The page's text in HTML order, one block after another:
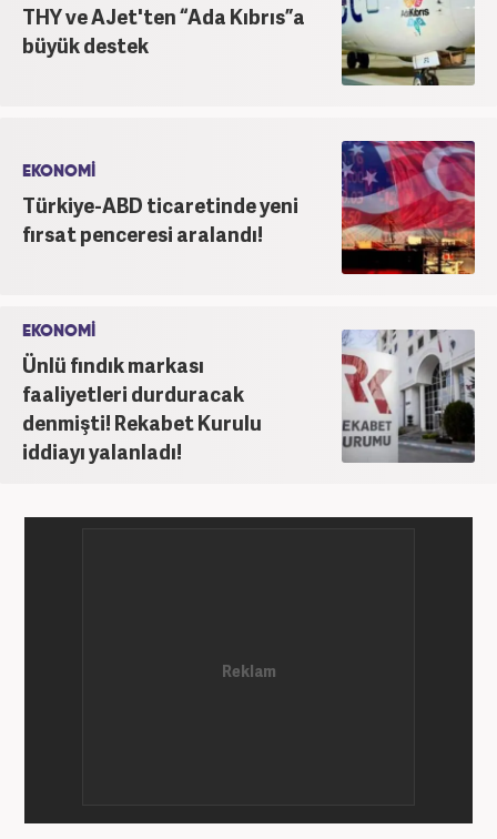
THY ve AJet'ten “Ada Kıbrıs”a
büyük destek
EKONOMİ
Türkiye-ABD ticaretinde yeni
fırsat penceresi aralandı!
EKONOMİ
Ünlü fındık markası
faaliyetleri durduracak
denmişti! Rekabet Kurulu
iddiayı yalanladı!